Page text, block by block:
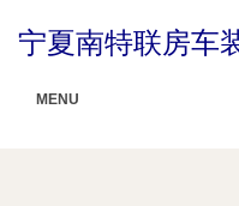
宁夏南特联房车
MENU